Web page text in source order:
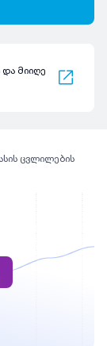
და მიიღე
ცვლილების